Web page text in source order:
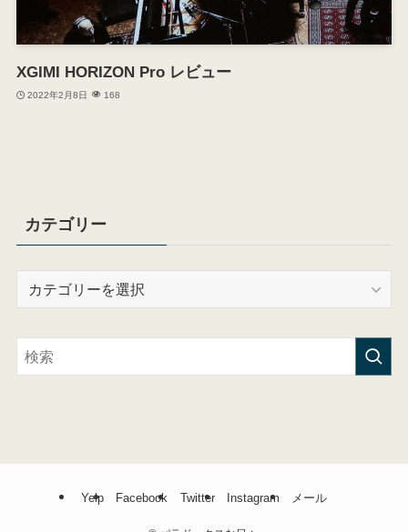
XGIMI HORIZON Pro レビュー
2022年2月8日 168
カテゴリー
リ
ー
Yelp Facebook Twitter Instagram メール